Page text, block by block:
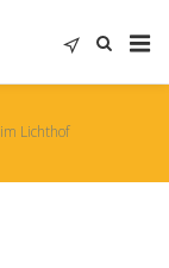
Lichthof